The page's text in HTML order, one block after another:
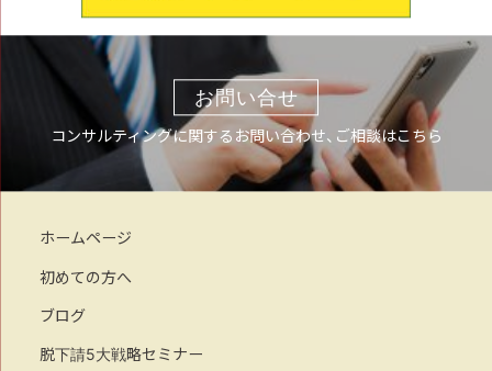
お問い合せ
コンサルティングに関するお問い合わせ、ご相談はこちら
ホームページ
初めての方へ
ブログ
脱下請5大戦略セミナー